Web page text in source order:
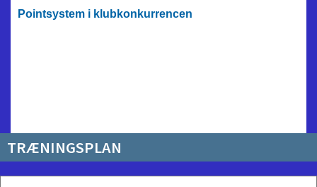
Pointsystem i klubkonkurrencen
TRÆNINGSPLAN